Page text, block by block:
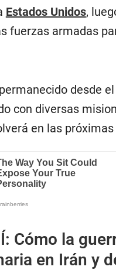
Estados Unidos,
fuerzas armadas
desde
con diversas
en las
Cómo la
en Irán y